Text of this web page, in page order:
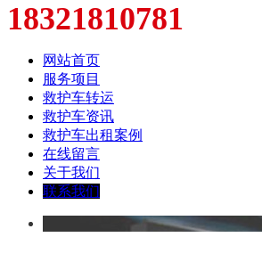
18321810781
网站首页
服务项目
救护车转运
救护车资讯
救护车出租案例
在线留言
关于我们
联系我们